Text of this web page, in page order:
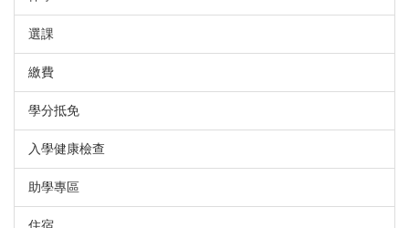
選課
繳費
學分抵免
入學健康檢查
助學專區